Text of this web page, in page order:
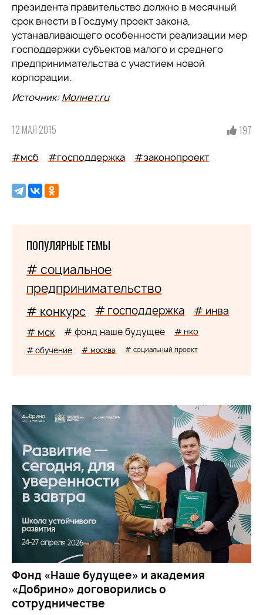
президента правительство должно в месячный
срок внести в Госдуму проект закона,
устанавливающего особенности реализации мер
господдержки субъектов малого и среднего
предпринимательства с участием новой
корпорации.
Источник: Молнет.ru
12 МАЯ 2015 197
#мсб #господдержка #законопроект
ПОПУЛЯРНЫЕ ТЕМЫ
# социальное
предпринимательство
# конкурс # господдержка # инва
# мск # фонд наше будущее # нко
# обучение # москва # социальный проект
Фонд «Наше будущее» и академия
«Добрино» договорились о
сотрудничестве